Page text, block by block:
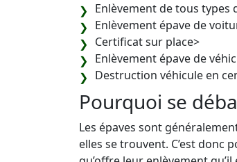
Enlèvement de tous types
Enlèvement épave de
Certificat sur place>
Enlèvement épave de
Destruction véhicule en
Pourquoi se
Les épaves sont
elles se trouvent. C’est donc